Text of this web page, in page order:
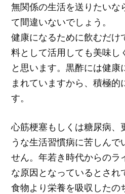
無関係の生活を送りたいな
て間違いないでしょう。
健康になるために飲むだけ
料として活用しても美味し
と思います。黒酢には健
まれていますから、積極
す。
心筋梗塞もしくは糖尿病、
うな生活習慣病に苦しんで
せん。年若き時代からのラ
な原因となっているとされ
食物より栄養を吸収したの